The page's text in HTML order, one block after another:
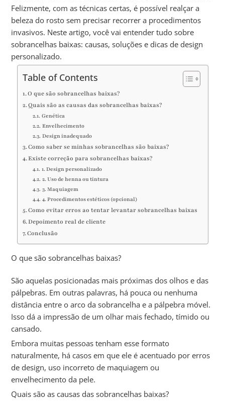
Felizmente, com as técnicas certas, é possível realçar a
beleza do rosto sem precisar recorrer a procedimentos
invasivos. Neste artigo, você vai entender tudo sobre
sobrancelhas baixas: causas, soluções e dicas de design
personalizado.
Table of Contents
O que são sobrancelhas baixas?
Quais são as causas das sobrancelhas baixas?
Genética
Envelhecimento
Design inadequado
Como saber se minhas sobrancelhas são baixas?
Existe correção para sobrancelhas baixas?
1. Design personalizado
2. Uso de henna ou tintura
3. Maquiagem
4. Procedimentos estéticos (opcional)
Como evitar erros ao tentar levantar sobrancelhas baixas
Depoimento real de cliente
Conclusão
O que são sobrancelhas baixas?
São aquelas posicionadas mais próximas dos olhos e das
pálpebras. Em outras palavras, há pouca ou nenhuma
distância entre o arco da sobrancelha e a pálpebra móvel.
Isso dá a impressão de um olhar mais fechado, tímido ou
cansado.
Embora muitas pessoas tenham esse formato
naturalmente, há casos em que ele é acentuado por erros
de design, uso incorreto de maquiagem ou
envelhecimento da pele.
Quais são as causas das sobrancelhas baixas?